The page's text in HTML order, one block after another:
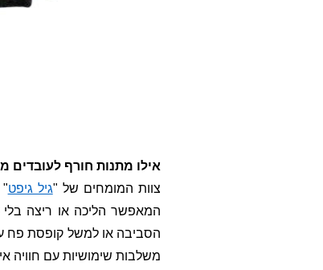
אילו מתנות חורף לעובדים
צוות המומחים של "גיל גיפט"
המאפשר הליכה או ריצה
הסביבה או למשל קופסת פח
משלבות שימושיות עם חוויה